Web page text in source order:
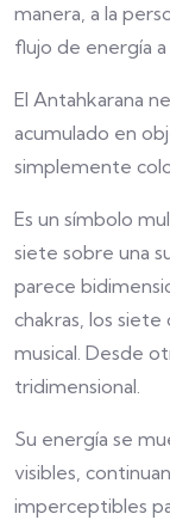
manera, a la
flujo de energía
El Antahkarana
acumulado en
simplemente
Es un símbolo
siete sobre una
parece
chakras, los
musical. Desde
tridimensional.
Su energía se
visibles,
imperceptibles